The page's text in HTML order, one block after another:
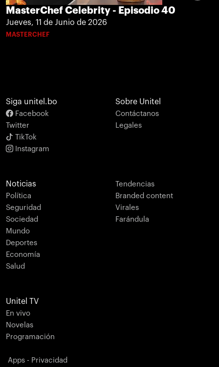
MasterChef Celebrity - Episodio 40
Jueves, 11 de Junio de 2026
MASTERCHEF
Siga unitel.bo
Facebook
Twitter
TikTok
Instagram
Sobre Unitel
Contáctanos
Legales
Noticias
Política
Seguridad
Sociedad
Mundo
Deportes
Economía
Salud
Tendencias
Branded content
Virales
Farándula
Unitel TV
En vivo
Novelas
Programación
Apps - Privacidad